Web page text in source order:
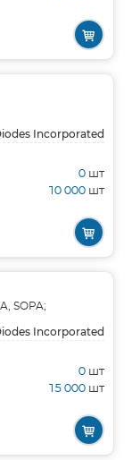
Incorporated
0 шт
10 000 шт
SOPA;
Incorporated
0 шт
15 000 шт